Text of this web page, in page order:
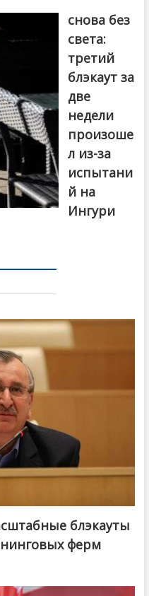
снова без
света:
третий
блэкаут за
две
недели
произоше
л из-за
испытани
й на
Ингури
блэкауты
ферм